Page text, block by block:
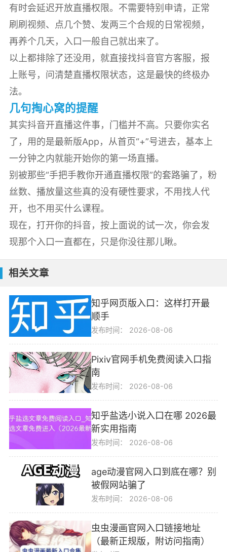
有时会延迟开放直播权限。不需要特别申请，正常
刷刷视频、点几个赞、发两三个合规的日常视频，
再养个几天，入口一般自己就出来了。
以上都排除了还没用，就直接找抖音官方客服，报
上账号，问清楚直播权限状态，这是最快的终极办
法。
几句掏心窝的提醒
其实抖音开直播这件事，门槛并不高。只要你实名
了，用的是最新版App，从首页“+”号进去，基本上
一分钟之内就能开始你的第一场直播。
别被那些“手把手教你开通直播权限”的套路骗了，粉
丝数、播放量这些真的没有硬性要求，不用找人代
开，也不用买什么课程。
现在，打开你的抖音，按上面说的试一次，你会发
现那个入口一直都在，只是你没往那儿瞅。
相关文章
知乎网页版入口：这样打开最
顺手
发布时间： 2026-08-06
Pixiv官网手机免费阅读入口指
南
发布时间： 2026-08-06
知乎盐选小说入口在哪 2026最
新实用指南
发布时间： 2026-08-06
age动漫官网入口到底在哪？别
被假网站骗了
发布时间： 2026-08-06
虫虫漫画官网入口链接地址
（最新正规版，附访问指南）